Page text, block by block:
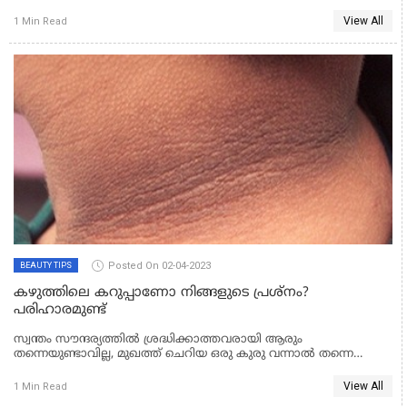
1 Min Read View All
BEAUTY TIPS Posted On 02-04-2023
കഴുത്തിലെ കറുപ്പാണോ നിങ്ങളുടെ പ്രശ്‌നം?
പരിഹാരമുണ്ട്‌
സ്വന്തം സൗന്ദര്യത്തില്‍ ശ്രദ്ധിക്കാത്തവരായി ആരും
തന്നെയുണ്ടാവില്ല, മുഖത്ത് ചെറിയ ഒരു കുരു വന്നാല്‍ തന്നെ
1 Min Read View All